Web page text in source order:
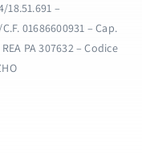
18.51.691 –
01686600931 – Cap.
PA 307632 – Codice